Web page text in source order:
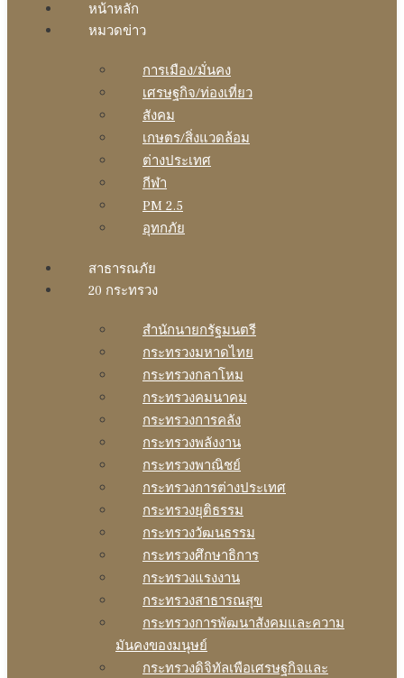
หน้าหลัก
หมวดข่าว
การเมือง/มั่นคง
เศรษฐกิจ/ท่องเที่ยว
สังคม
เกษตร/สิ่งแวดล้อม
ต่างประเทศ
กีฬา
PM 2.5
อุทกภัย
สาธารณภัย
20 กระทรวง
สํานักนายกรัฐมนตรี
กระทรวงมหาดไทย
กระทรวงกลาโหม
กระทรวงคมนาคม
กระทรวงการคลัง
กระทรวงพลังงาน
กระทรวงพาณิชย์
กระทรวงการต่างประเทศ
กระทรวงยุติธรรม
กระทรวงวัฒนธรรม
กระทรวงศึกษาธิการ
กระทรวงแรงงาน
กระทรวงสาธารณสุข
กระทรวงการพัฒนาสังคมและความ
มันคงของมนุษย์
กระทรวงดิจิทัลเพือเศรษฐกิจและ